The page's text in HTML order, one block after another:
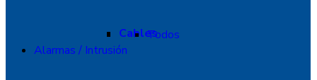
CablesTodos
Alarmas / Intrusión